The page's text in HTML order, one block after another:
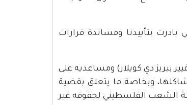
بتأييدنا ومساندة قرارات
بيريز دي كويلار) ومساعديه على
وبخاصة ما يتعلق بقضية
الشعب الفلسطيني لحقوقه غير